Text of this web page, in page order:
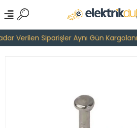
Verilen Siparişler Aynı Gün Kargolanır.